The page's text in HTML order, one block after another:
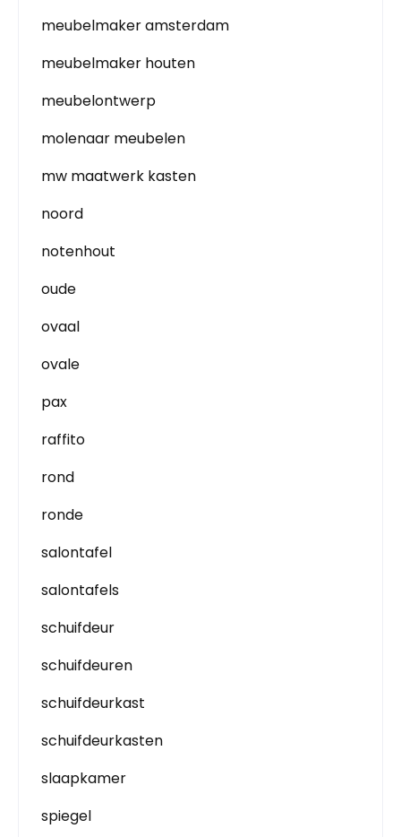
meubelmaker amsterdam
meubelmaker houten
meubelontwerp
molenaar meubelen
mw maatwerk kasten
noord
notenhout
oude
ovaal
ovale
pax
raffito
rond
ronde
salontafel
salontafels
schuifdeur
schuifdeuren
schuifdeurkast
schuifdeurkasten
slaapkamer
spiegel